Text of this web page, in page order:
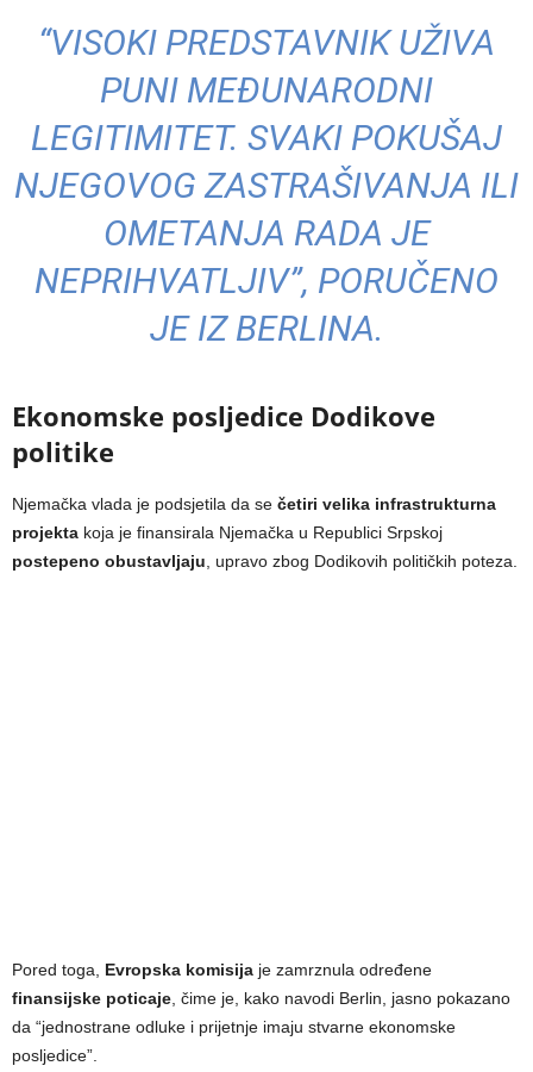
“VISOKI PREDSTAVNIK UŽIVA
PUNI MEĐUNARODNI
LEGITIMITET. SVAKI POKUŠAJ
NJEGOVOG ZASTRAŠIVANJA ILI
OMETANJA RADA JE
NEPRIHVATLJIV”, PORUČENO
JE IZ BERLINA.
Ekonomske posljedice Dodikove
politike
Njemačka vlada je podsjetila da se četiri velika infrastrukturna
projekta koja je finansirala Njemačka u Republici Srpskoj
postepeno obustavljaju , upravo zbog Dodikovih političkih poteza.
Pored toga, Evropska komisija je zamrznula određene
finansijske poticaje , čime je, kako navodi Berlin, jasno pokazano
da “jednostrane odluke i prijetnje imaju stvarne ekonomske
posljedice”.